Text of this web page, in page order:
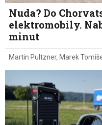
Nuda? Do
elektromobily.
minut
Martin Pultzner, Marek